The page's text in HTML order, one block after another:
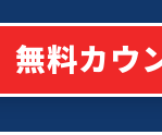
無料カウ